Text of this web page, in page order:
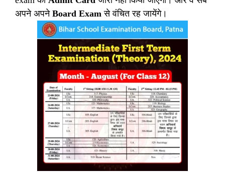
अपने अपनेBoard Exam से वंचित रह जायेंगे।